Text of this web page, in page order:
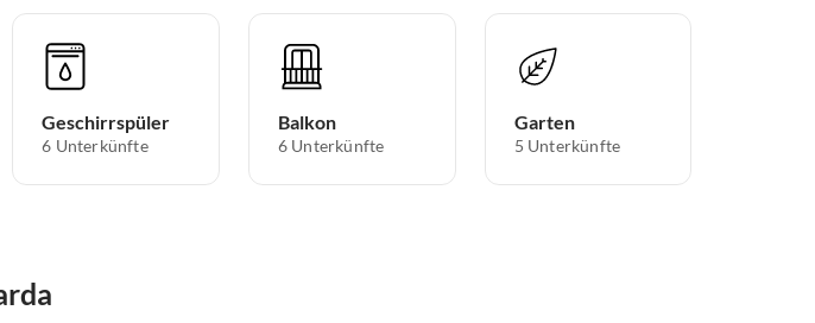
Geschirrspüler
6 Unterkünfte
Balkon
6 Unterkünfte
Garten
5 Unterkünfte